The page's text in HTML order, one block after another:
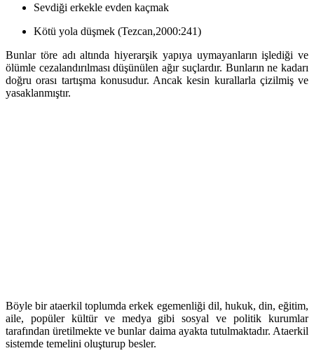
Sevdiği erkekle evden kaçmak
Kötü yola düşmek (Tezcan,2000:241)
Bunlar töre adı altında hiyerarşik yapıya uymayanların işlediği ve
ölümle cezalandırılması düşünülen ağır suçlardır. Bunların ne kadarı
doğru orası tartışma konusudur. Ancak kesin kurallarla çizilmiş ve
yasaklanmıştır.
Böyle bir ataerkil toplumda erkek egemenliği dil, hukuk, din, eğitim,
aile, popüler kültür ve medya gibi sosyal ve politik kurumlar
tarafından üretilmekte ve bunlar daima ayakta tutulmaktadır. Ataerkil
sistemde temelini oluşturup besler.